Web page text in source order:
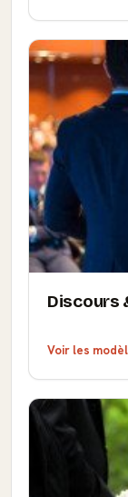
Discours
Voir les